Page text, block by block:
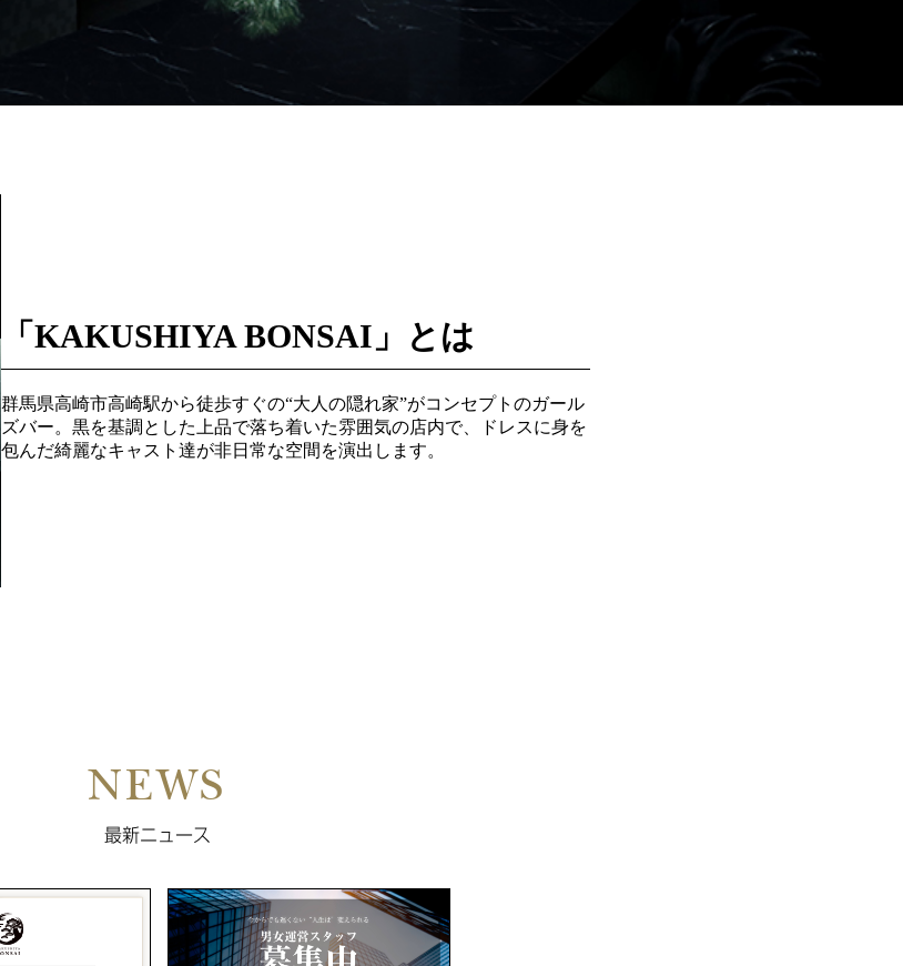
「KAKUSHIYA BONSAI」とは
群馬県高崎市高崎駅から徒歩すぐの“大人の隠れ家”がコンセプトのガール
ズバー。黒を基調とした上品で落ち着いた雰囲気の店内で、ドレスに身を
包んだ綺麗なキャスト達が非日常な空間を演出します。
NEWS
最新ニュース